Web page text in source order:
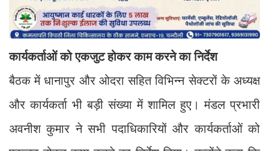
कार्यकर्ताओं को एकजुट होकर काम करने का निर्देश
बैठक में धानापुर और ओदरा सहित विभिन्न सेक्टरों के अध्यक्ष
और कार्यकर्ता भी बड़ी संख्या में शामिल हुए। मंडल प्रभारी
अवनीश कुमार ने सभी पदाधिकारियों और कार्यकर्ताओं को